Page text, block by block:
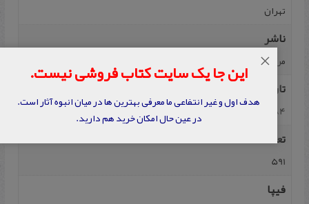
تهران
ناشر
م‍رک‍ز ان‍ت‍ش‍ارات‌ م‍وس‍س‍ه‌ آم‍وزش‍ی‌ و پ‍ژوه‍ش‍ی‌ ام‍ام‌ خ‍م‍ی‍ن‍ی‌، م‍رک‍زان‍ت‍ش‍ارات‌
تاریخ نشر
1384
تعداد صفحه
591
فیپا
این جا یک سایت کتاب فروشی نیست.
هدف اول و غیر انتفاعی ما معرفی بهترین ها در میان انبوه آثار است.
در عین حال امکان خرید هم دارید.
×